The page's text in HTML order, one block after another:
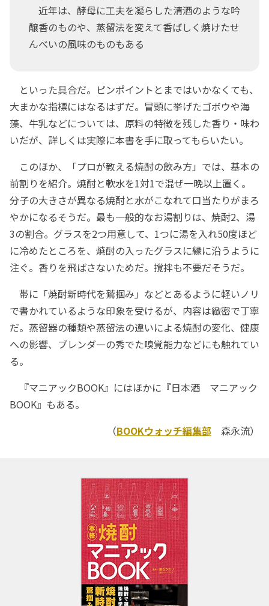
近年は、酵母に工夫を凝らした清酒のような吟
醸香のものや、蒸留法を変えて香ばしく焼けたせ
んべいの風味のものもある
といった具合だ。ピンポイントとまではいかなくても、
大まかな指標にはなるはずだ。冒頭に挙げたゴボウや海
藻、牛乳などについては、原料の特徴を残した香り・味わ
いだが、詳しくは実際に本書を手に取ってもらいたい。
このほか、「プロが教える焼酎の飲み方」では、基本の
前割りを紹介。焼酎と軟水を1対1で混ぜ一晩以上置く。
分子の大きさが異なる焼酎と水がこなれて口当たりがまろ
やかになるそうだ。最も一般的なお湯割りは、焼酎2、湯
3の割合。グラスを2つ用意して、1つに湯を入れ50度ほど
に冷めたところを、焼酎の入ったグラスに縁に沿うように
注ぐ。香りを飛ばさないためだ。撹拌も不要だそうだ。
帯に「焼酎新時代を鷲掴み」などとあるように軽いノリ
で書かれているような印象を受けるが、内容は緻密で丁寧
だ。蒸留器の種類や蒸留法の違いによる焼酎の変化、健康
への影響、ブレンダ―の秀でた嗅覚能力などにも触れてい
る。
『マニアックBOOK』にはほかに『日本酒 マニアック
BOOK』もある。
（BOOKウォッチ編集部 森永流）